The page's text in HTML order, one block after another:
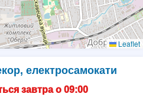
Leaflet
електросамокати
завтра о 09:00